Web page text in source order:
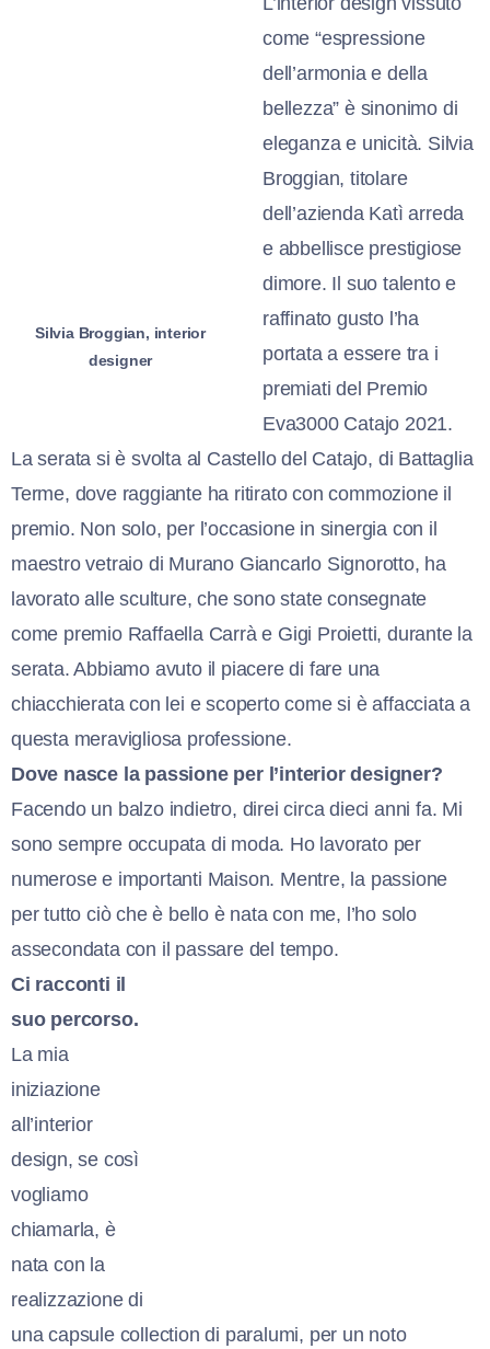
Silvia Broggian, interior
designer
come “espressione
dell’armonia e della
bellezza” è sinonimo di
eleganza e unicità. Silvia
Broggian, titolare
dell’azienda Katì arreda
e abbellisce prestigiose
dimore. Il suo talento e
raffinato gusto l’ha
portata a essere tra i
premiati del Premio
Eva3000 Catajo 2021.
La serata si è svolta al Castello del Catajo, di Battaglia
Terme, dove raggiante ha ritirato con commozione il
premio. Non solo, per l’occasione in sinergia con il
maestro vetraio di Murano Giancarlo Signorotto, ha
lavorato alle sculture, che sono state consegnate
come premio Raffaella Carrà e Gigi Proietti, durante la
serata. Abbiamo avuto il piacere di fare una
chiacchierata con lei e scoperto come si è affacciata a
questa meravigliosa professione.
Dove nasce la passione per l’interior designer?
Facendo un balzo indietro, direi circa dieci anni fa. Mi
sono sempre occupata di moda. Ho lavorato per
numerose e importanti Maison. Mentre, la passione
per tutto ciò che è bello è nata con me, l’ho solo
assecondata con il passare del tempo.
Ci racconti il
suo percorso.
La mia
iniziazione
all’interior
design, se così
vogliamo
chiamarla, è
nata con la
realizzazione di
una capsule collection di paralumi, per un noto